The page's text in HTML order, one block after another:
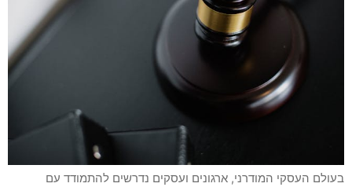
בעולם העסקי המודרני, ארגונים ועסקים נדרשים להתמודד עם